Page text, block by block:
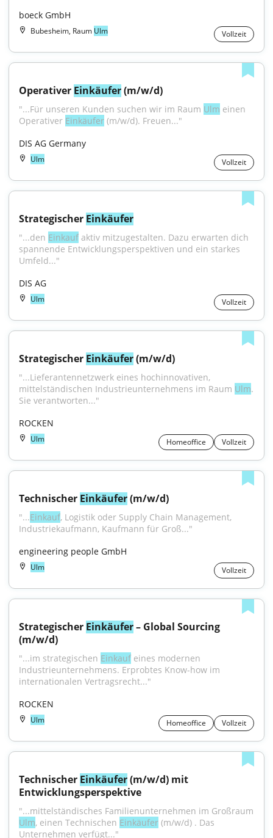
boeck GmbH
Bubesheim, Raum Ulm Vollzeit
Operativer Einkäufer (m/w/d)
"...Für unseren Kunden suchen wir im Raum Ulm einen
Operativer Einkäufer (m/w/d). Freuen..."
DIS AG Germany
Ulm Vollzeit
Strategischer Einkäufer
"...den Einkauf aktiv mitzugestalten. Dazu erwarten dich
spannende Entwicklungsperspektiven und ein starkes
Umfeld..."
DIS AG
Ulm Vollzeit
Strategischer Einkäufer (m/w/d)
"...Lieferantennetzwerk eines hochinnovativen,
mittelständischen Industrieunternehmens im Raum Ulm.
Sie verantworten..."
ROCKEN
Ulm Homeoffice Vollzeit
Technischer Einkäufer (m/w/d)
"...Einkauf, Logistik oder Supply Chain Management,
Industriekaufmann, Kaufmann für Groß..."
engineering people GmbH
Ulm Vollzeit
Strategischer Einkäufer – Global Sourcing
(m/w/d)
"...im strategischen Einkauf eines modernen
Industrieunternehmens. Erprobtes Know-how im
internationalen Vertragsrecht..."
ROCKEN
Ulm Homeoffice Vollzeit
Technischer Einkäufer (m/w/d) mit
Entwicklungsperspektive
Ulm, einen Technischen Einkäufer (m/w/d) . Das
Unternehmen verfügt..."